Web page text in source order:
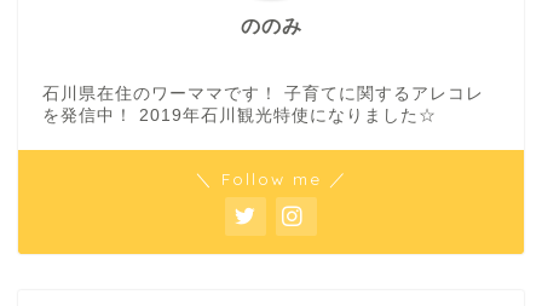
ののみ
石川県在住のワーママです！ 子育てに関するアレコレ
を発信中！ 2019年石川観光特使になりました☆
＼ Follow me ／